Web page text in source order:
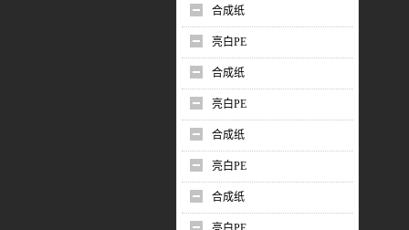
合成纸
亮白PE
合成纸
亮白PE
合成纸
亮白PE
合成纸